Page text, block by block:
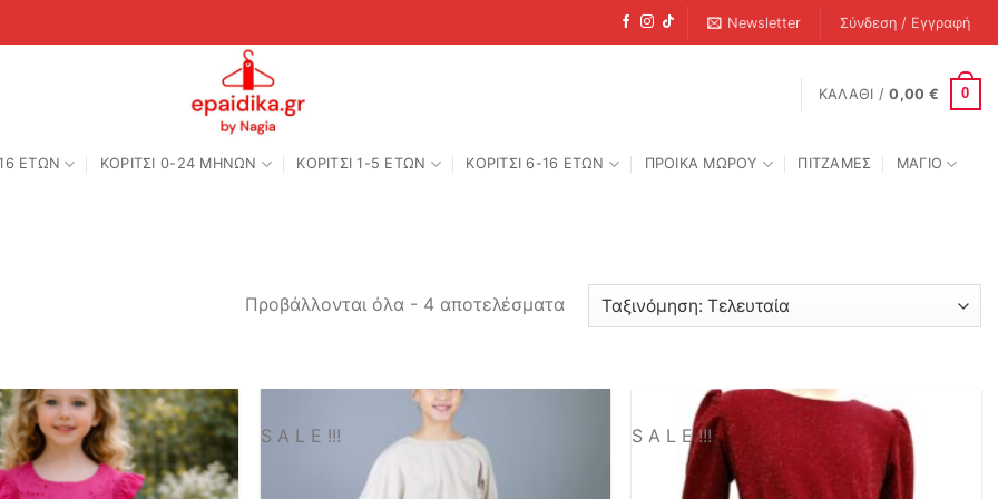
Newsletter Σύνδεση / Εγγραφή
ΚΑΛΆΘΙ /0,00 € 0
ΕΤΩΝ ΚΟΡΙΤΣΙ 0-24 MΗΝΩΝ ΚΟΡΙΤΣΙ 1-5 ΕΤΩΝ ΚΟΡΙΤΣΙ 6-16 ΕΤΩΝ ΠΡΟΙΚΑ ΜΩΡΟΥ ΠΙΤΖΑΜΕΣ ΜΑΓΙΟ
Προβάλλονται όλα - 4 αποτελέσματαSorted
S A L E !!! S A L E !!!